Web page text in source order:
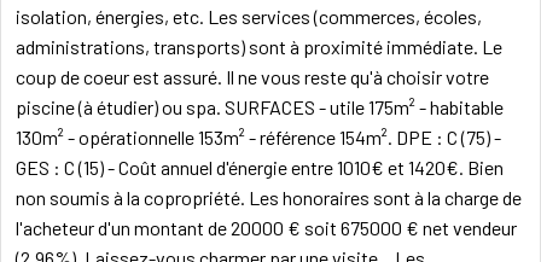
isolation, énergies, etc. Les services (commerces, écoles,
administrations, transports) sont à proximité immédiate. Le
coup de coeur est assuré. Il ne vous reste qu'à choisir votre
piscine (à étudier) ou spa. SURFACES - utile 175m² - habitable
130m² - opérationnelle 153m² - référence 154m². DPE : C (75) -
GES : C (15) - Coût annuel d'énergie entre 1010€ et 1420€. Bien
non soumis à la copropriété. Les honoraires sont à la charge de
l'acheteur d'un montant de 20000 € soit 675000 € net vendeur